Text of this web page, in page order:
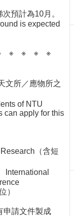
預計為10月。
is expected
※ ※ ※ ※
文所／應物所之
of NTU
can apply for this
（含短
International
）
申請文件製成